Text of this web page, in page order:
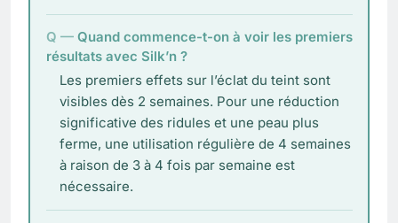
Quand commence-t-on à voir les premiers
résultats avec Silk’n ?
Les premiers effets sur l’éclat du teint sont
visibles dès 2 semaines. Pour une réduction
significative des ridules et une peau plus
ferme, une utilisation régulière de 4 semaines
à raison de 3 à 4 fois par semaine est
nécessaire.